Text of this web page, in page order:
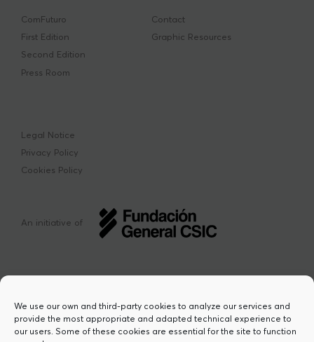
We use our own and third-party cookies to analyze our services and
provide the most appropriate and adapted technical experience to
our users. Some of these cookies are essential for the site to function
ComFuturo
First Edition
Second Edition
Press Room
Contact
Graphic Resources
Legal Notice
Privacy Policy
Cookies Policy
An initiative of
This project has received funding from the
European Union’s Horizon Europe research